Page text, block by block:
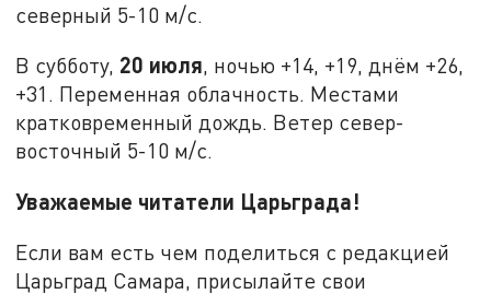
северный 5-10 м/с.
В субботу, 20 июля, ночью +14, +19, днём +26,
+31. Переменная облачность. Местами
кратковременный дождь. Ветер север-
восточный 5-10 м/с.
Уважаемые читатели Царьграда!
Если вам есть чем поделиться с редакцией
Царьград Самара, присылайте свои